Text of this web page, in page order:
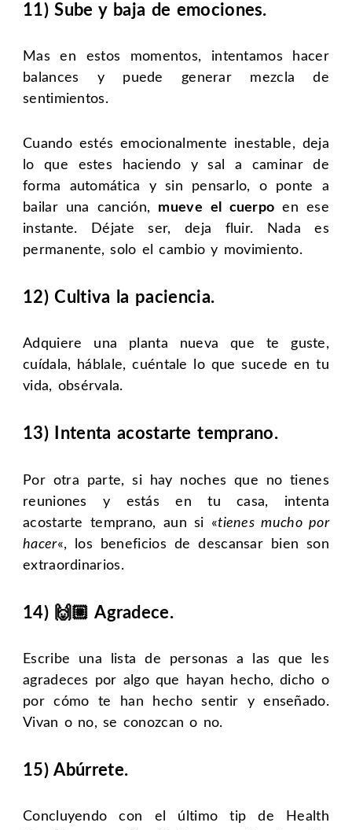
11) Sube y baja de emociones.
Mas en estos momentos, intentamos hacer
balances y puede generar mezcla de
sentimientos.
Cuando estés emocionalmente inestable, deja
lo que estes haciendo y sal a caminar de
forma automática y sin pensarlo, o ponte a
bailar una canción, mueve el cuerpo en ese
instante. Déjate ser, deja fluir. Nada es
permanente, solo el cambio y movimiento.
12) Cultiva la paciencia.
Adquiere una planta nueva que te guste,
cuídala, háblale, cuéntale lo que sucede en tu
vida, obsérvala.
13) Intenta acostarte temprano.
Por otra parte, si hay noches que no tienes
reuniones y estás en tu casa, intenta
acostarte temprano, aun si «tienes mucho por
hacer«, los beneficios de descansar bien son
extraordinarios.
14) 🙌🏼 Agradece.
Escribe una lista de personas a las que les
agradeces por algo que hayan hecho, dicho o
por cómo te han hecho sentir y enseñado.
Vivan o no, se conozcan o no.
15) Abúrrete.
Concluyendo con el último tip de Health